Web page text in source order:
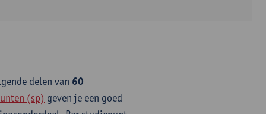
delen van 60
(sp) geven je een goed